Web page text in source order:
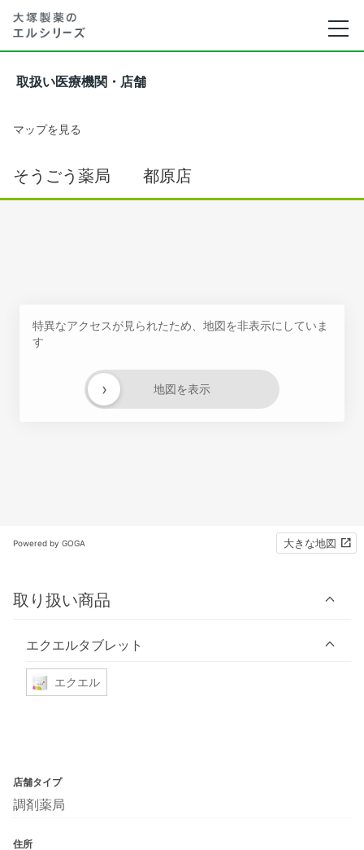
取扱い医療機関・店舗
マップを見る
そうごう薬局 都原店
特異なアクセスが見られたため、地図を非表示にしていま
す
地図を表示
›
Powered by GOGA 大きな地図
取り扱い商品
エクエルタブレット
エクエル
店舗タイプ
調剤薬局
住所